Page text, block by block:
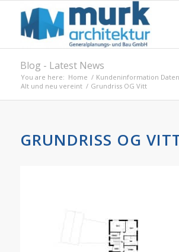
Blog - Latest News
You are here: Home / Kundeninformation
Alt und neu vereint / Grundriss OG Vitt
GRUNDRISS OG